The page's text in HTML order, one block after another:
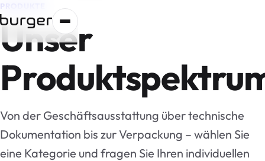
PRODUKTE
Unser
Von der Geschäftsausstattung über technische
Dokumentation bis zur Verpackung – wählen Sie
eine Kategorie und fragen Sie Ihren individuellen